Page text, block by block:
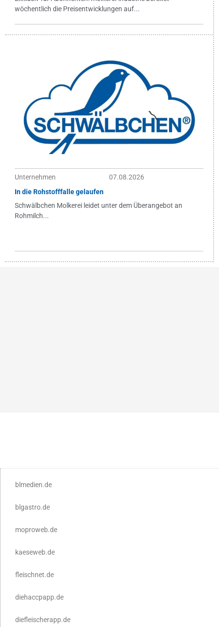
wöchentlich die Preisentwicklungen auf...
Unternehmen
07.08.2026
In die Rohstofffalle gelaufen
Schwälbchen Molkerei leidet unter dem Überangebot an
Rohmilch...
blmedien.de
blgastro.de
moproweb.de
kaeseweb.de
fleischnet.de
diehaccpapp.de
diefleischerapp.de